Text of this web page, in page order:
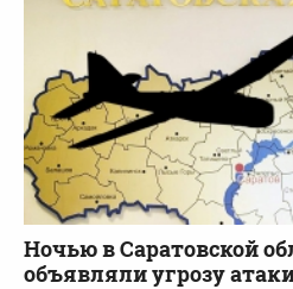
Ночью в Саратовской
объявляли угрозу